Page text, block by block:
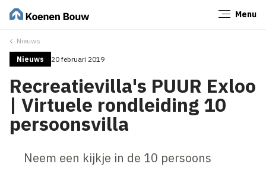
Menu
Nieuws
Nieuws 20 februari 2019
Recreatievilla's PUUR Exloo
| Virtuele rondleiding 10
persoonsvilla
Neem een kijkje in de 10 persoons
Sluiten